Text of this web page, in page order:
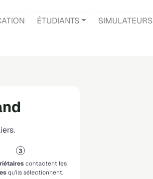
ÉTUDIANTS SIMULATEURS
contactent les
qu'ils sélectionnent.